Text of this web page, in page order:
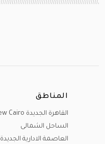
المناطق
القاهرة الجديدة New Cairo
الساحل الشمالى
العاصمة الادارية الجديدة